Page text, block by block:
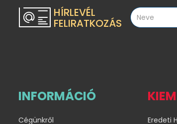
HÍRLEVÉL
FELIRATKOZÁS
INFORMÁCIÓ
Cégünkről Eredeti